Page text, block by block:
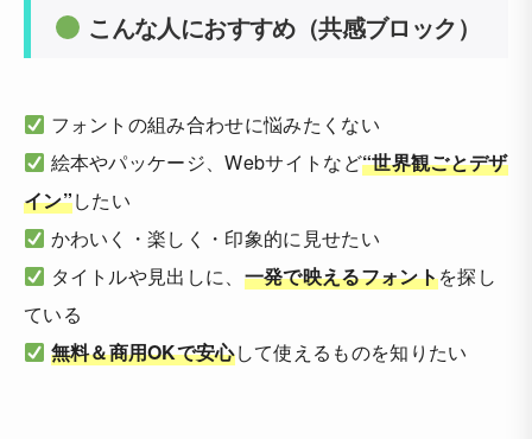
こんな人におすすめ（共感ブロック）
フォントの組み合わせに悩みたくない
絵本やパッケージ、Webサイトなど“世界観ごとデザ
イン”したい
かわいく・楽しく・印象的に見せたい
タイトルや見出しに、 一発で映えるフォントを探し
ている
無料＆商用OKで安心して使えるものを知りたい